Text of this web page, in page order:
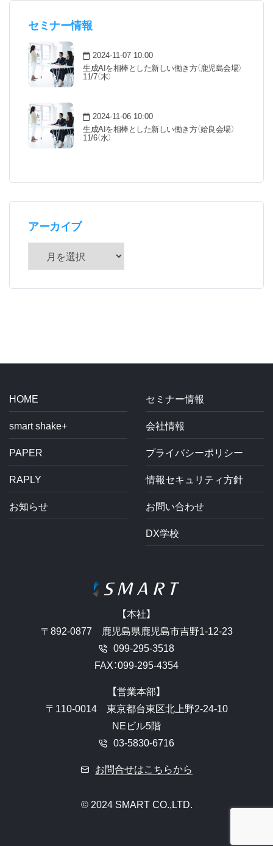
セミナー情報
2024-11-07 10:00
生成AIを相棒とした新しい働き方（鹿児島会場）
11/7（木）
2024-11-06 10:00
生成AIを相棒とした新しい働き方（姶良会場）
11/6（水）
アーカイブ
HOME
smart shake+
PAPER
RAPLY
お知らせ
セミナー情報
会社情報
プライバシーポリシー
情報セキュリティ方針
お問い合わせ
DX学校
【本社】
〒892-0877 鹿児島県鹿児島市吉野1-12-23
099-295-3518
FAX：099-295-4354
【営業本部】
〒110-0014 東京都台東区北上野2-24-10
NEビル5階
03-5830-6716
お問合せはこちらから
© 2024 SMART CO.,LTD.